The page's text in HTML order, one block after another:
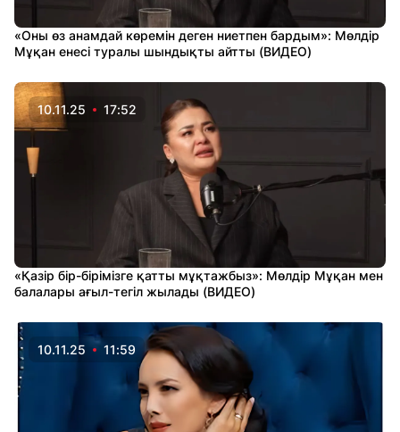
«Оны өз анамдай көремін деген ниетпен бардым»: Мөлдір
Мұқан енесі туралы шындықты айтты (ВИДЕО)
10.11.25 17:52
«Қазір бір-бірімізге қатты мұқтажбыз»: Мөлдір Мұқан мен
балалары ағыл-тегіл жылады (ВИДЕО)
10.11.25 11:59